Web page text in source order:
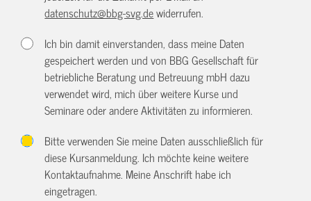
datenschutz@bbg-svg.dewiderrufen.
Ich bin damit einverstanden, dass meine Daten
gespeichert werden und von BBG Gesellschaft für
betriebliche Beratung und Betreuung mbH dazu
verwendet wird, mich über weitere Kurse und
Seminare oder andere Aktivitäten zu informieren.
Bitte verwenden Sie meine Daten ausschließlich für
diese Kursanmeldung. Ich möchte keine weitere
Kontaktaufnahme. Meine Anschrift habe ich
eingetragen.